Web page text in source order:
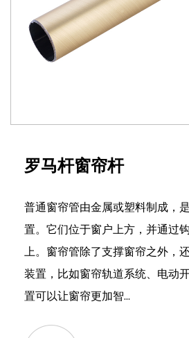
罗马杆窗帘杆
普通窗帘管由金属或塑料制成，
置。它们位于窗户上方，并通过
上。窗帘管除了支撑窗帘之外，
装置，比如窗帘轨道系统、电动
置可以让窗帘更加智...